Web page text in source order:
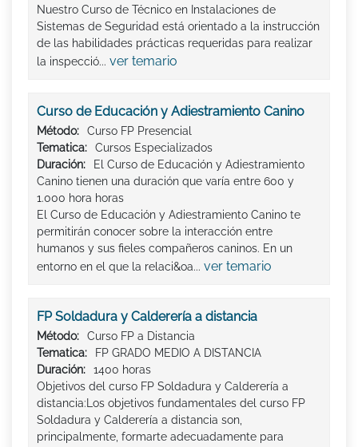
Nuestro Curso de Técnico en Instalaciones de
Sistemas de Seguridad está orientado a la instrucción
de las habilidades prácticas requeridas para realizar
la inspecció... ver temario
Curso de Educación y Adiestramiento Canino
Método:
Curso FP Presencial
Tematica:
Cursos Especializados
Duración:
El Curso de Educación y Adiestramiento
Canino tienen una duración que varía entre 600 y
1.000 hora horas
El Curso de Educación y Adiestramiento Canino te
permitirán conocer sobre la interacción entre
humanos y sus fieles compañeros caninos. En un
entorno en el que la relaci&oa... ver temario
FP Soldadura y Calderería a distancia
Método:
Curso FP a Distancia
Tematica:
FP GRADO MEDIO A DISTANCIA
Duración:
1400 horas
Objetivos del curso FP Soldadura y Calderería a
distancia:Los objetivos fundamentales del curso FP
Soldadura y Calderería a distancia son,
principalmente, formarte adecuadamente para